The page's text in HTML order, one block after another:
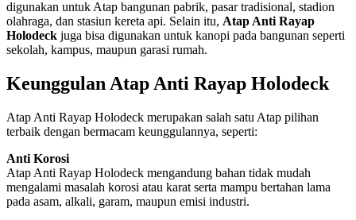
digunakan untuk Atap bangunan pabrik, pasar tradisional, stadion
olahraga, dan stasiun kereta api. Selain itu, Atap Anti Rayap
Holodeck juga bisa digunakan untuk kanopi pada bangunan seperti
sekolah, kampus, maupun garasi rumah.
Keunggulan Atap Anti Rayap Holodeck
Atap Anti Rayap Holodeck merupakan salah satu Atap pilihan
terbaik dengan bermacam keunggulannya, seperti:
Anti Korosi
Atap Anti Rayap Holodeck mengandung bahan tidak mudah
mengalami masalah korosi atau karat serta mampu bertahan lama
pada asam, alkali, garam, maupun emisi industri.